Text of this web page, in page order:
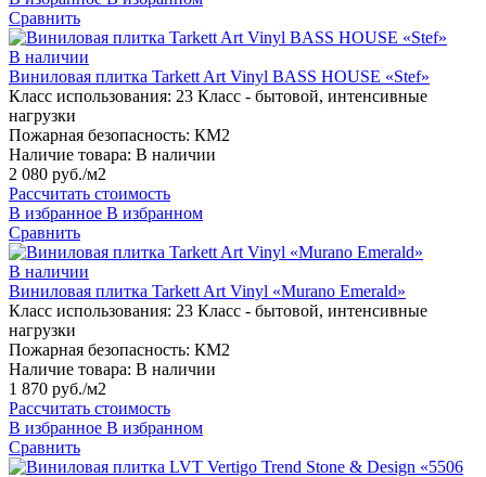
Сравнить
В наличии
Виниловая плитка Tarkett Art Vinyl BASS HOUSE «Stef»
Класс использования: 23 Класс - бытовой, интенсивные
нагрузки
Пожарная безопасность: КМ2
Наличие товара: В наличии
2 080 руб./м2
Рассчитать стоимость
В избранное В избранном
Сравнить
В наличии
Виниловая плитка Tarkett Art Vinyl «Murano Emerald»
Класс использования: 23 Класс - бытовой, интенсивные
нагрузки
Пожарная безопасность: КМ2
Наличие товара: В наличии
1 870 руб./м2
Рассчитать стоимость
В избранное В избранном
Сравнить